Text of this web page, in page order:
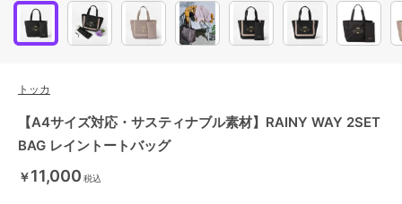
トッカ
【A4サイズ対応・サスティナブル素材】RAINY WAY 2SET
BAG レイントートバッグ
￥11,000 税込